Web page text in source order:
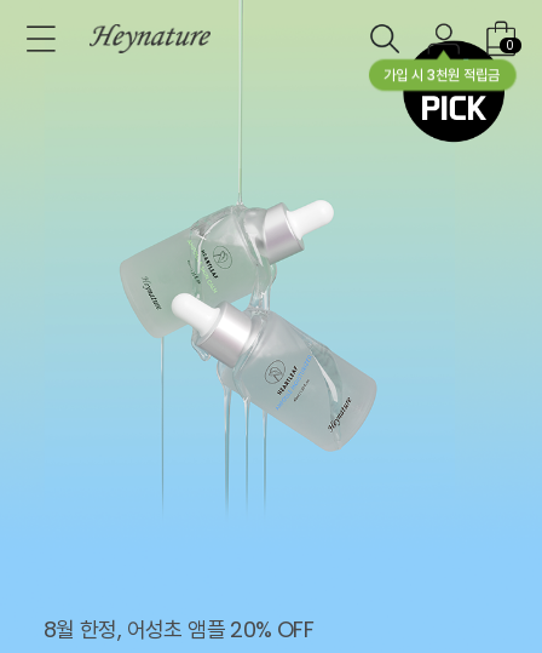
가입 시 3천원 적립금
0
8월 한정, 어성초 앰플 20% OFF